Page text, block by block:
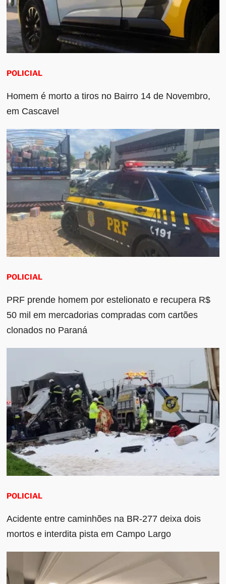
POLICIAL
Homem é morto a tiros no Bairro 14 de Novembro,
em Cascavel
POLICIAL
PRF prende homem por estelionato e recupera R$
50 mil em mercadorias compradas com cartões
clonados no Paraná
POLICIAL
Acidente entre caminhões na BR-277 deixa dois
mortos e interdita pista em Campo Largo